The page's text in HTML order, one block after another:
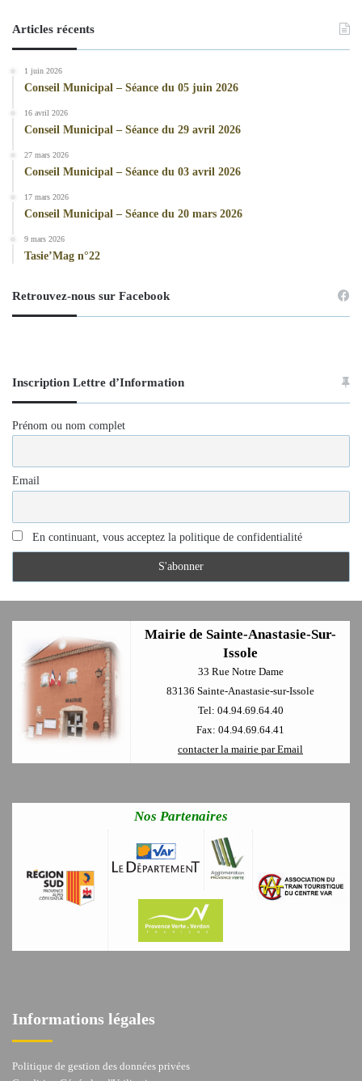
Articles récents
1 juin 2026
Conseil Municipal – Séance du 05 juin 2026
16 avril 2026
Conseil Municipal – Séance du 29 avril 2026
27 mars 2026
Conseil Municipal – Séance du 03 avril 2026
17 mars 2026
Conseil Municipal – Séance du 20 mars 2026
9 mars 2026
Tasie’Mag n°22
Retrouvez-nous sur Facebook
Inscription Lettre d’Information
Prénom ou nom complet
Email
En continuant, vous acceptez la politique de confidentialité
Mairie de Sainte-Anastasie-Sur-
Issole
33 Rue Notre Dame
83136 Sainte-Anastasie-sur-Issole
Tel: 04.94.69.64.40
Fax: 04.94.69.64.41
contacter la mairie par Email
Nos Partenaires
Informations légales
Politique de gestion des données privées